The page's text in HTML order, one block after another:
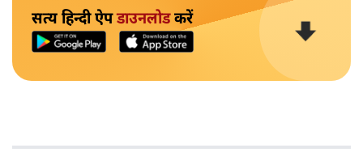
सत्य हिन्दी ऐपडाउनलोडकरें